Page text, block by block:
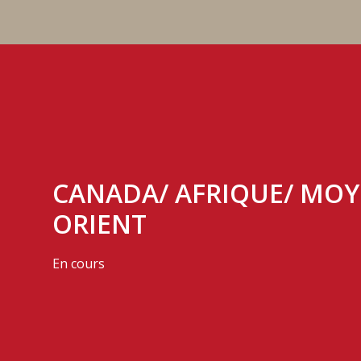
CANADA/ AFRIQUE/
ORIENT
En cours